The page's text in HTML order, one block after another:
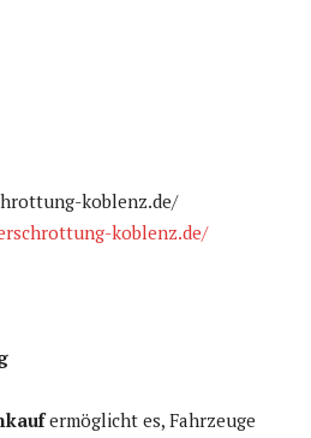
koblenz.de/
koblenz.de/
ermöglicht es, Fahrzeuge